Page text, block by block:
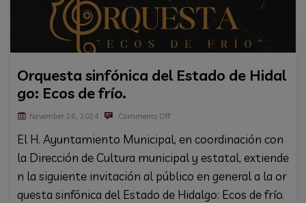
Orquesta sinfónica del Estado de Hidal
go: Ecos de frío.
November 26, 2024 Comments Off
El H. Ayuntamiento Municipal, en coordinación con
la Dirección de Cultura municipal y estatal, extiende
n la siguiente invitación al público en general a la or
questa sinfónica del Estado de Hidalgo: Ecos de frío.